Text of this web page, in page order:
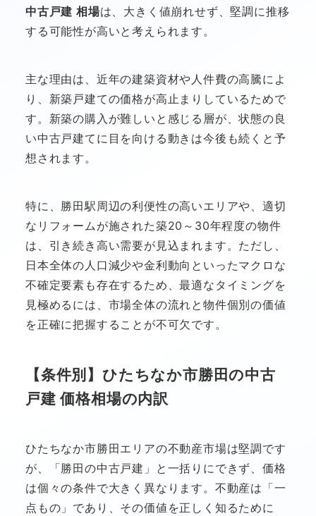
中古戸建 相場は、大きく値崩れせず、堅調に推移
する可能性が高いと考えられます。
主な理由は、近年の建築資材や人件費の高騰によ
り、新築戸建ての価格が高止まりしているためで
す。新築の購入が難しいと感じる層が、状態の良
い中古戸建てに目を向ける動きは今後も続くと予
想されます。
特に、勝田駅周辺の利便性の高いエリアや、適切
なリフォームが施された築20～30年程度の物件
は、引き続き高い需要が見込まれます。ただし、
日本全体の人口減少や金利動向といったマクロな
不確定要素も存在するため、最適なタイミングを
見極めるには、市場全体の流れと物件個別の価値
を正確に把握することが不可欠です。
【条件別】ひたちなか市勝田の中古
戸建 価格相場の内訳
ひたちなか市勝田エリアの不動産市場は堅調です
が、「勝田の中古戸建」と一括りにできず、価格
は個々の条件で大きく異なります。不動産は「一
点もの」であり、その価値を正しく知るために